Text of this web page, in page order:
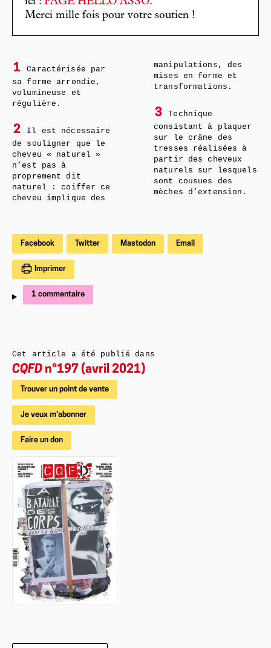
Merci mille fois pour votre soutien !
1
Caractérisée par
sa forme arrondie,
volumineuse et
régulière.
2
Il est nécessaire
de souligner que le
cheveu « naturel »
n’est pas à
proprement dit
naturel : coiffer ce
cheveu implique des
manipulations, des
mises en forme et
transformations.
3
Technique
consistant à plaquer
sur le crâne des
tresses réalisées à
partir des cheveux
naturels sur lesquels
sont cousues des
mèches d’extension.
Facebook Twitter Mastodon Email
Imprimer
1 commentaire
Cet article a été publié dans
CQFD n°197 (avril 2021)
Trouver un point de vente
Je veux m'abonner
Faire un don